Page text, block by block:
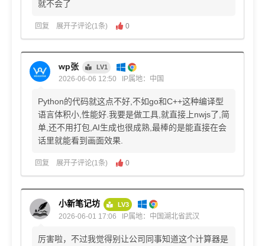
就不会了
回复 展开子评论(1条) 0
wp张 LV1
2026-06-06 12:50 IP属地：中国
Python的代码就这点不好,不如go和C++这种编译型
语言体积小,性能好.我要是做工具,就直接上nwjs了,简
单,还不用打包,AI生成也很成熟,最棒的是能直接在会
话里就能看到画面效果.
回复 展开子评论(1条) 0
小新笔记坊 LV3
2026-06-01 17:06 IP属地：中国湖北省武汉
厉害啦，不过我觉得别让公司同事知道这个计算器是